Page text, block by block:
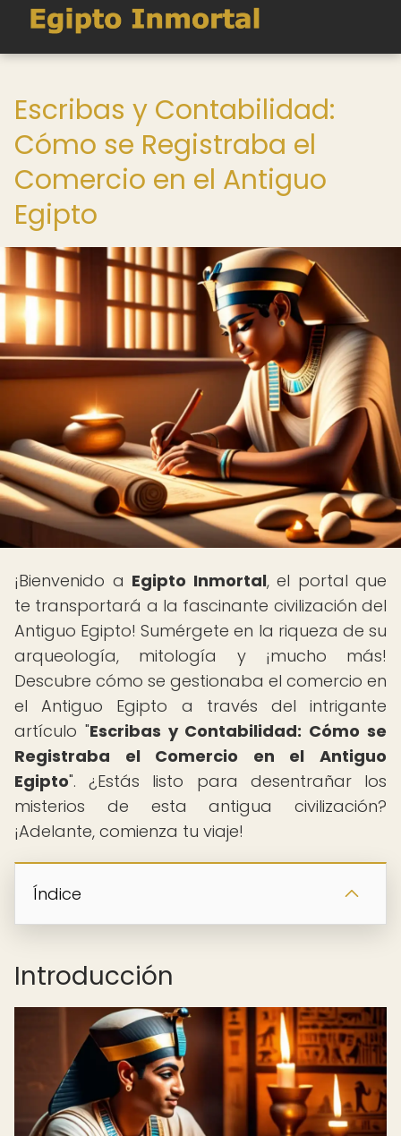
Escribas y Contabilidad:
Cómo se Registraba el
Comercio en el Antiguo
Egipto
¡Bienvenido a Egipto Inmortal, el portal que
te transportará a la fascinante civilización del
Antiguo Egipto! Sumérgete en la riqueza de su
arqueología, mitología y ¡mucho más!
Descubre cómo se gestionaba el comercio en
el Antiguo Egipto a través del intrigante
artículo "Escribas y Contabilidad: Cómo se
Registraba el Comercio en el Antiguo
Egipto". ¿Estás listo para desentrañar los
misterios de esta antigua civilización?
¡Adelante, comienza tu viaje!
Índice
Introducción